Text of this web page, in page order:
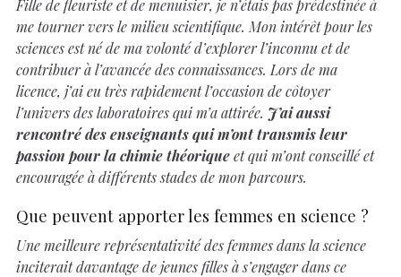
Fille de fleuriste et de menuisier, je n’étais pas prédestinée à
me tourner vers le milieu scientifique. Mon intérêt pour les
sciences est né de ma volonté d’explorer l’inconnu et de
contribuer à l’avancée des connaissances. Lors de ma
licence, j’ai eu très rapidement l’occasion de côtoyer
l’univers des laboratoires qui m’a attirée. J’ai aussi
rencontré des enseignants qui m’ont transmis leur
passion pour la chimie théoriqueet qui m’ont conseillé et
encouragée à différents stades de mon parcours.
Que peuvent apporter les femmes en science ?
Une meilleure représentativité des femmes dans la science
inciterait davantage de jeunes filles à s’engager dans ce